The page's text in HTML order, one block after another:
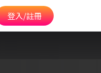
登入/註冊